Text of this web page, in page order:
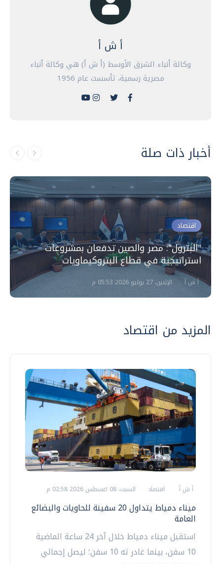
أ ش أ
وكالة أنباء الشرق الأوسط (أ ش أ) هي وكالة أنباء
مصرية رسمية، تأسست عام 1956
أخبار ذات صلة
اقتصاد
"البترول": مصر والصين تدفعان بمشروعات
استراتيجية في قطاع البتروكيماويات
أ ش أ الإثنين، 27 يوليو 2026 05:53 م
المزيد من اقتصاد
أ ش أ اقتصاد السبت، 08 اغسطس 2026 02:58 م
ميناء دمياط يتداول 20 سفينة للحاويات والبضائع
العامة
استقبل ميناء دمياط خلال آخر 24 ساعة الماضية
10 سفن، بينما غادر ته 10 سفن؛ ليصل إجمالي